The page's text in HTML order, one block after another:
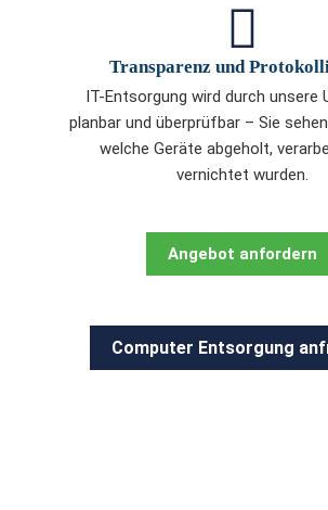
Transparenz und
IT-Entsorgung wird durch unsere
planbar und überprüfbar – Sie
welche Geräte abgeholt,
vernichtet wurden.
Angebot anfordern
Computer Entsorgung